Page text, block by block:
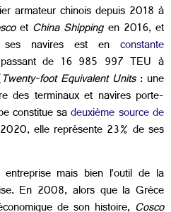
armateur chinois depuis 2018 à
et China Shippingen 2016, et
navires est en constante
de 16 985 997 TEU à
Twenty-foot Equivalent Units: une
des terminaux et navires porte-
constitue sadeuxième source de
elle représente 23% de ses
mais bien l’outil de la
En 2008, alors que la Grèce